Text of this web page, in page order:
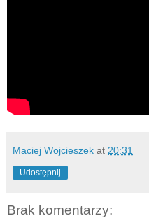
Maciej Wojcieszek at 20:31
Udostępnij
Brak komentarzy: